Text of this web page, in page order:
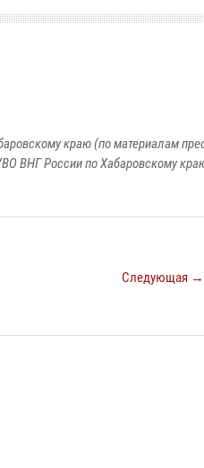
краю (по материалам
ВНГ России по Хабаровскому
Следующая →